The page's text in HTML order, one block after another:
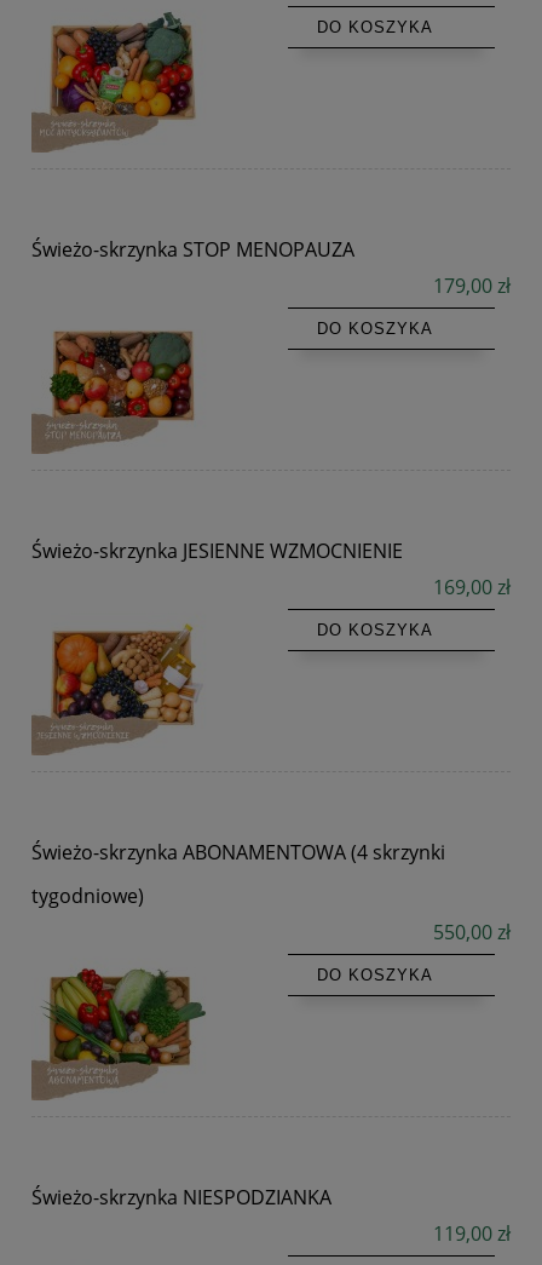
DO KOSZYKA
Świeżo-skrzynka STOP MENOPAUZA
179,00 zł
DO KOSZYKA
Świeżo-skrzynka JESIENNE WZMOCNIENIE
169,00 zł
DO KOSZYKA
Świeżo-skrzynka ABONAMENTOWA (4 skrzynki
tygodniowe)
550,00 zł
DO KOSZYKA
Świeżo-skrzynka NIESPODZIANKA
119,00 zł